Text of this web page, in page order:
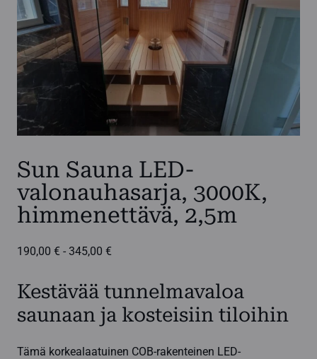
Sun Sauna LED-
valonauhasarja, 3000K,
himmenettävä, 2,5m
190,00 € - 345,00 €
-
345,00 €
Kestävää tunnelmavaloa
saunaan ja kosteisiin tiloihin
Tämä korkealaatuinen COB-rakenteinen LED-